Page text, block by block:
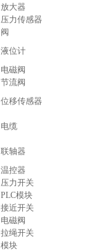
放大器
压力传感器
阀
液位计
电磁阀
节流阀
位移传感器
电缆
联轴器
温控器
压力开关
PLC模块
接近开关
电磁阀
拉绳开关
模块